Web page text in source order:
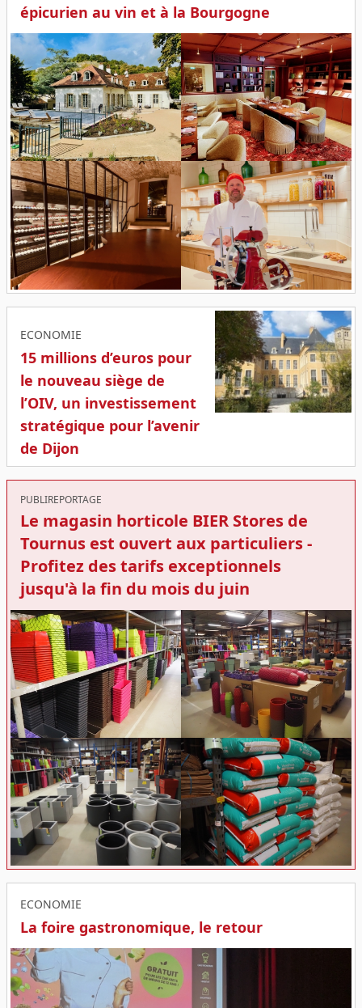
épicurien au vin et à la Bourgogne
ECONOMIE
15 millions d’euros pour
le nouveau siège de
l’OIV, un investissement
stratégique pour l’avenir
de Dijon
PUBLIREPORTAGE
Le magasin horticole BIER Stores de
Tournus est ouvert aux particuliers -
Profitez des tarifs exceptionnels
jusqu'à la fin du mois du juin
ECONOMIE
La foire gastronomique, le retour